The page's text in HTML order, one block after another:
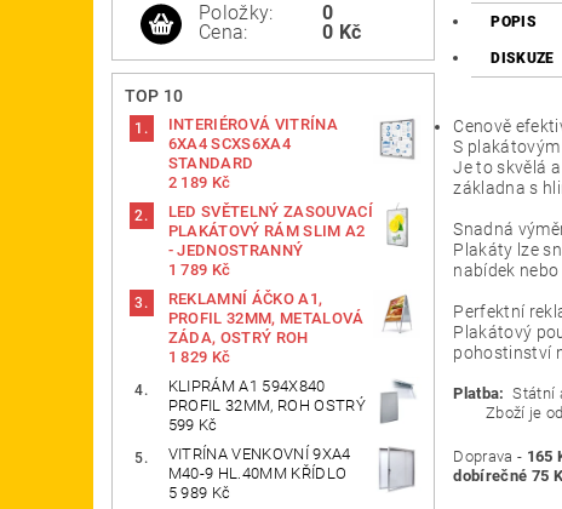
Položky:
Cena:
0
0 Kč
TOP 10
INTERIÉROVÁ VITRÍNA
6XA4 SCXS6XA4
STANDARD
2 189 Kč
LED SVĚTELNÝ ZASOUVACÍ
PLAKÁTOVÝ RÁM SLIM A2
- JEDNOSTRANNÝ
1 789 Kč
REKLAMNÍ ÁČKO A1,
PROFIL 32MM, METALOVÁ
ZÁDA, OSTRÝ ROH
1 829 Kč
KLIPRÁM A1 594X840
PROFIL 32MM, ROH OSTRÝ
599 Kč
VITRÍNA VENKOVNÍ 9XA4
M40-9 HL.40MM KŘÍDLO
5 989 Kč
POPIS
DISKUZE
Cenově
S
Je to skvělá
základna s
Snadná
Plakáty lze
nabídek
Perfektní
Plakátový
pohostinství
Platba:
Zboží je
Doprava - 165
dobírečné 75